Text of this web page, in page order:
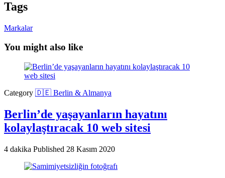
Tags
Markalar
You might also like
Category 🇩🇪 Berlin & Almanya
Berlin’de yaşayanların hayatını
kolaylaştıracak 10 web sitesi
4 dakika Published 28 Kasım 2020